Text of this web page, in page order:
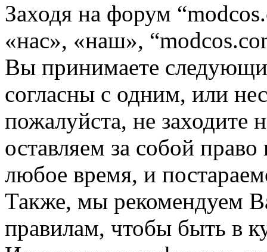
Заходя на форум
«нас», «наш»,
Вы принимаете
согласны с одним, или
пожалуйста, не
оставляем за собой
любое время, и
Также, мы рекомендуем
правилам, чтобы быть в